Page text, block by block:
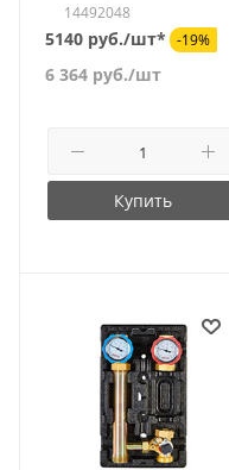
14492048
5140 руб./шт* -19%
6 364 руб./шт
Купить